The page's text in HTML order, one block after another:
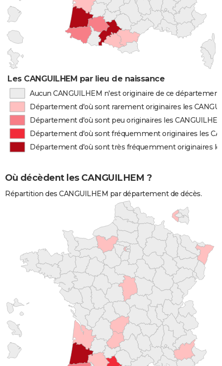
Les CANGUILHEM par lieu de naissance
Aucun CANGUILHEM n'est originaire de ce département
Département d'où sont rarement originaires les
Département d'où sont peu originaires les
Département d'où sont fréquemment originaires les
Département d'où sont très fréquemment originaires
Où décèdent les CANGUILHEM ?
Répartition des CANGUILHEM par département de décès.